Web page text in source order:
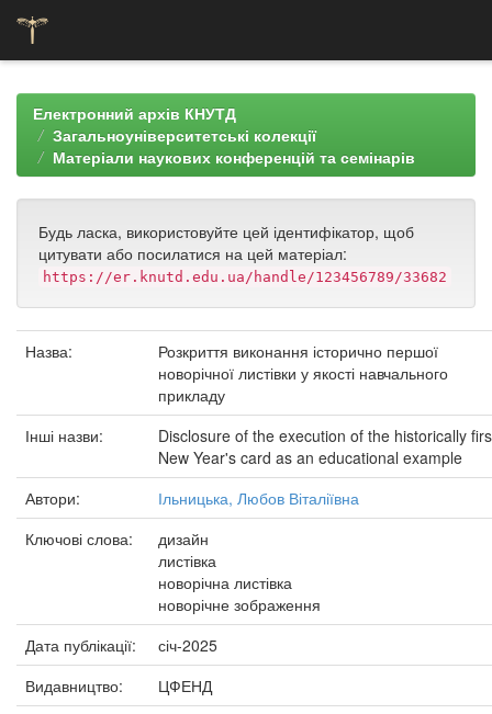
navigationЕлектронний архів КНУТД
Загальноуніверситетські колекції
Матеріали наукових конференцій та семінарів
Будь ласка, використовуйте цей ідентифікатор, щоб
цитувати або посилатися на цей матеріал:
https://er.knutd.edu.ua/handle/123456789/33682
Назва:
Розкриття виконання історично першої
новорічної листівки у якості навчального
прикладу
Інші назви:
Disclosure of the execution of the historically
New Year's card as an educational example
Автори:
Ільницька, Любов Віталіївна
Ключові слова:
дизайн
листівка
новорічна листівка
новорічне зображення
Дата публікації:
січ-2025
Видавництво:
ЦФЕНД